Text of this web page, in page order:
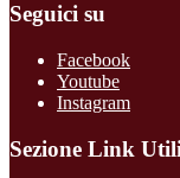
Seguici su
Facebook
Youtube
Instagram
Sezione Link Utili